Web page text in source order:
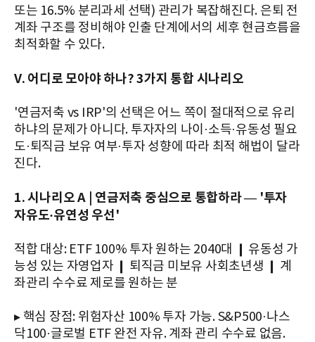
또는 16.5% 분리과세 선택) 관리가 복잡해진다. 은퇴 전
계좌 구조를 정비해야 인출 단계에서의 세후 현금흐름을
최적화할 수 있다.
V. 어디로 모아야 하나? 3가지 통합 시나리오
'연금저축 vs IRP'의 선택은 어느 쪽이 절대적으로 유리
하냐의 문제가 아니다. 투자자의 나이·소득·유동성 필요
도·퇴직금 보유 여부·투자 성향에 따라 최적 해법이 달라
진다.
1. 시나리오 A | 연금저축 중심으로 통합하라 — '투자
자유도·유연성 우선'
적합 대상: ETF 100% 투자 원하는 2040대 ❙ 유동성 가
능성 있는 자영업자 ❙ 퇴직금 미보유 사회초년생 ❙ 계
좌관리 수수료 제로를 원하는 분
▸ 핵심 장점: 위험자산 100% 투자 가능. S&P500·나스
닥100·글로벌 ETF 완전 자유. 계좌 관리 수수료 없음.